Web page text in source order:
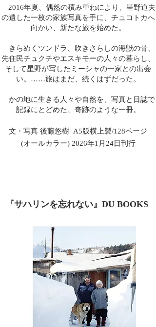
2016年夏、偶然の積み重ねにより、星野道夫
の遺した一枚の家族写真を手に、チュコトカへ
向かい、新たな旅を始めた。
きらめくツンドラ、吹きさらしの海獣の骨、
先住民チュクチやエスキモーの人々の暮らし、
そして星野が写したミーシャの一家との出会
い。……旅はまだ、続くはずだった。
かの地に生きる人々や自然を、写真と日誌で
記録にとどめた、奇跡のような一冊。
文・写真 後藤悠樹 A5版横上製/128ページ
(オールカラー) 2026年1月24日刊行
『サハリンを忘れない』DU BOOKS